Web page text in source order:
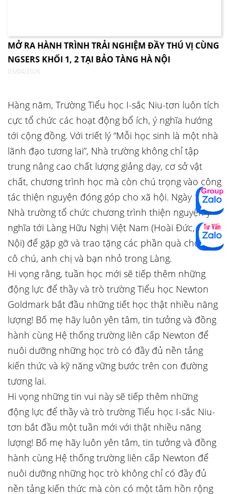
MỞ RA HÀNH TRÌNH TRẢI NGHIỆM ĐẦY THÚ VỊ CÙNG
NGSERS KHỐI 1, 2 TẠI BẢO TÀNG HÀ NỘI
03/04/2026
Hàng năm, Trường Tiểu học I-sắc Niu-tơn luôn tích
cực tổ chức các hoạt động bổ ích, ý nghĩa hướng
tới cộng đồng. Với triết lý “Mỗi học sinh là một nhà
lãnh đạo tương lai”, Nhà trường không chỉ tập
trung nâng cao chất lượng giảng dạy, cơ sở vật
chất, chương trình học mà còn chú trọng vào công
tác thiện nguyện đóng góp cho xã hội. Ngày 11/01,
Nhà trường tổ chức chương trình thiện nguyện ý
nghĩa tới Làng Hữu Nghị Việt Nam (Hoài Đức, Hà
Nội) để gặp gỡ và trao tặng các phần quà cho các
cô chú, anh chị và bạn nhỏ trong Làng.
Hi vọng rằng, tuần học mới sẽ tiếp thêm những
động lực để thầy và trò trường Tiểu học Newton
Goldmark bắt đầu những tiết học thật nhiều năng
lượng! Bố mẹ hãy luôn yên tâm, tin tưởng và đồng
hành cùng Hệ thống trường liên cấp Newton để
nuôi dưỡng những học trò có đầy đủ nền tảng
kiến thức và kỹ năng vững bước trên con đường
tương lai.
Hi vọng những tin vui này sẽ tiếp thêm những
động lực để thầy và trò trường Tiểu học I-sắc Niu-
tơn bắt đầu một tuần mới với thật nhiều năng
lượng! Bố mẹ hãy luôn yên tâm, tin tưởng và đồng
hành cùng Hệ thống trường liên cấp Newton để
nuôi dưỡng những học trò không chỉ có đầy đủ
nền tảng kiến thức mà còn có một tâm hồn rộng